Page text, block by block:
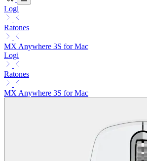
Logi
Ratones
MX Anywhere 3S for Mac
Logi
Ratones
MX Anywhere 3S for Mac